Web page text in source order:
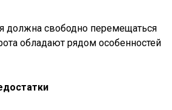
должна свободно перемещаться
обладают рядом особенностей